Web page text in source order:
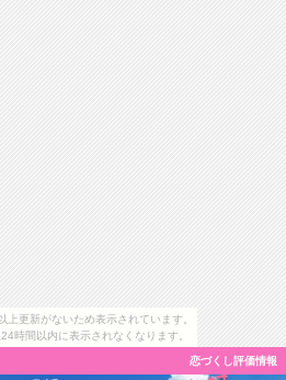
上更新がないため表示されています。
時間以内に表示されなくなります。
恋づくし評価情報